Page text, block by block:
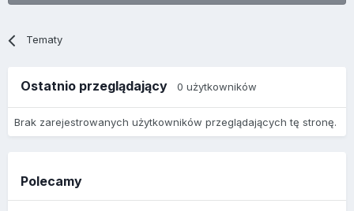
Tematy
Ostatnio przeglądający 0 użytkowników
Brak zarejestrowanych użytkowników przeglądających tę stronę.
Polecamy